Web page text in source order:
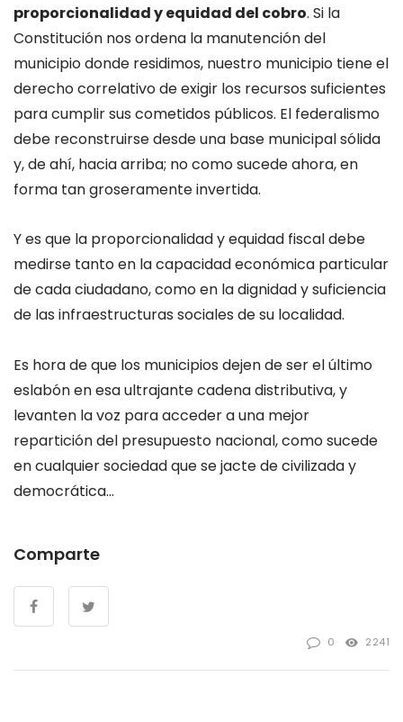
proporcionalidad y equidad del cobro. Si la
Constitución nos ordena la manutención del
municipio donde residimos, nuestro municipio tiene el
derecho correlativo de exigir los recursos suficientes
para cumplir sus cometidos públicos. El federalismo
debe reconstruirse desde una base municipal sólida
y, de ahí, hacia arriba; no como sucede ahora, en
forma tan groseramente invertida.
Y es que la proporcionalidad y equidad fiscal debe
medirse tanto en la capacidad económica particular
de cada ciudadano, como en la dignidad y suficiencia
de las infraestructuras sociales de su localidad.
Es hora de que los municipios dejen de ser el último
eslabón en esa ultrajante cadena distributiva, y
levanten la voz para acceder a una mejor
repartición del presupuesto nacional, como sucede
en cualquier sociedad que se jacte de civilizada y
democrática…
Comparte
0 2241